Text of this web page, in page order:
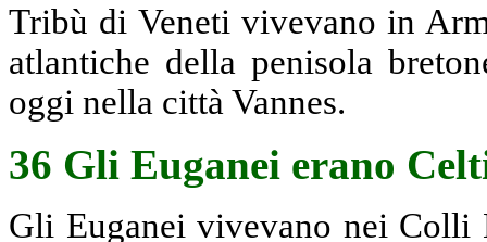
Tribù di Veneti vivevano in
atlantiche della penisola
oggi nella città Vannes.
36 Gli Euganei erano
Gli Euganei vivevano nei Colli